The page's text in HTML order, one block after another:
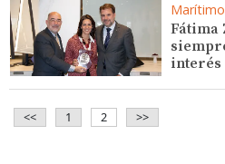
Marítimo
Fátima
interés
<< 1 2 >>